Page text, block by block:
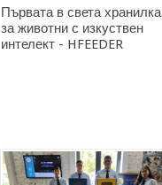
Първата в света хранилка
за животни с изкуствен
интелект - HFEEDER